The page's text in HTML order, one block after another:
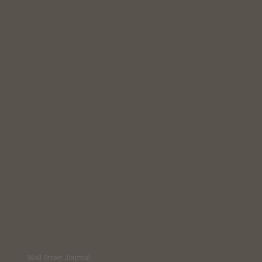
Wall Street Journal